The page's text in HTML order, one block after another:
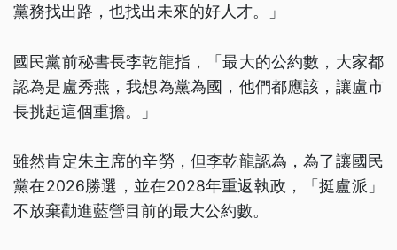
黨務找出路，也找出未來的好人才。」
國民黨前秘書長李乾龍指，「最大的公約數，大家都
認為是盧秀燕，我想為黨為國，他們都應該，讓盧市
長挑起這個重擔。」
雖然肯定朱主席的辛勞，但李乾龍認為，為了讓國民
黨在2026勝選，並在2028年重返執政，「挺盧派」
不放棄勸進藍營目前的最大公約數。